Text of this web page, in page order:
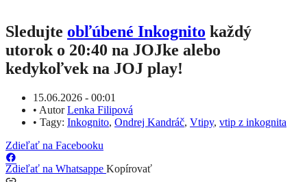
Sledujte obľúbené Inkognito každý
utorok o 20:40 na JOJke alebo
kedykoľvek na JOJ play!
15.06.2026 - 00:01
• AutorLenka Filipová
• Tagy: Inkognito, Ondrej Kandráč, Vtipy, vtip z inkognita
Zdieľať na Facebooku
Zdieľať na Whatsappe Kopírovať